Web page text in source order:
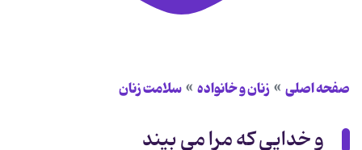
صفحه اصلی زنان و خانواده سلامت زنان
و خدایی که مرا می بیند